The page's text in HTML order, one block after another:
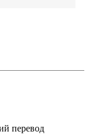
перевод